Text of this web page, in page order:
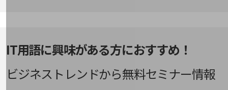
ネットワーク
バックオフィス
お
深層学習（ディープラーニング）
す
と
プライベートクラウド/パブリッククラウド/ハイ
ロボティクス
ロボティック・プロセス・オートメーション
IP電話
ISMS
MNP
Multi-access Edge Computing(MEC)
SASE
VPN
VR
Webスキミング
Webフィルタリング
IT用語に興味がある方におすすめ！
ビジネストレンドから無料セミナー情報